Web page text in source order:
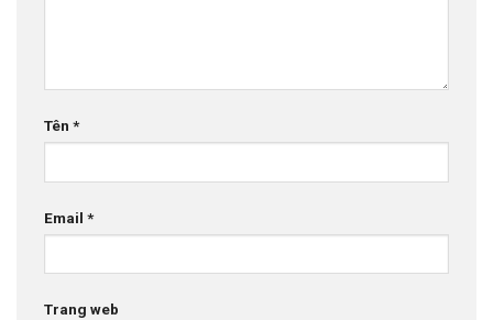
Tên *
Email *
Trang web